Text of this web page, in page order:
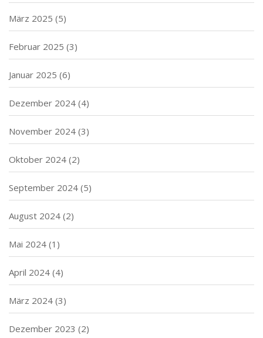
März 2025 (5)
Februar 2025 (3)
Januar 2025 (6)
Dezember 2024 (4)
November 2024 (3)
Oktober 2024 (2)
September 2024 (5)
August 2024 (2)
Mai 2024 (1)
April 2024 (4)
März 2024 (3)
Dezember 2023 (2)